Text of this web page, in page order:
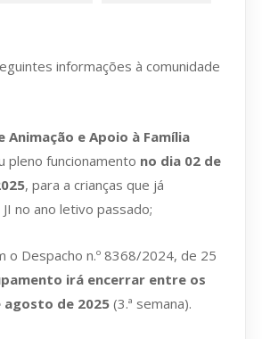
informações à comunidade
Animação e Apoio à Família
pleno funcionamento no dia 02 de
, para a crianças que já
no ano letivo passado;
o Despacho n.º 8368/2024, de 25
irá encerrar entre os
agosto de 2025(3.ª semana).